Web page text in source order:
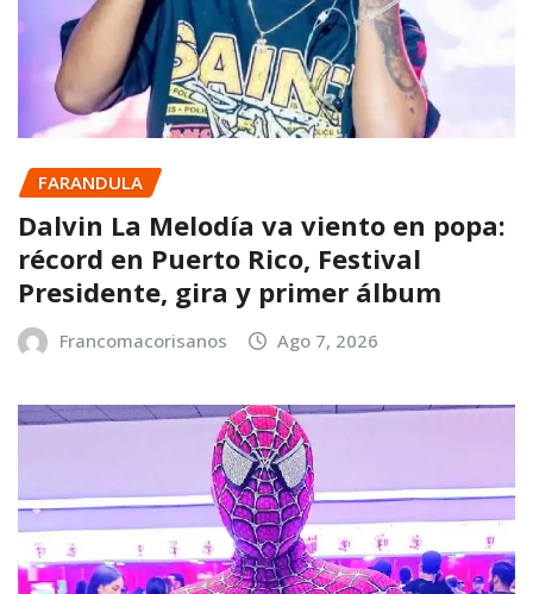
FARANDULA
Dalvin La Melodía va viento en popa:
récord en Puerto Rico, Festival
Presidente, gira y primer álbum
Francomacorisanos Ago 7, 2026